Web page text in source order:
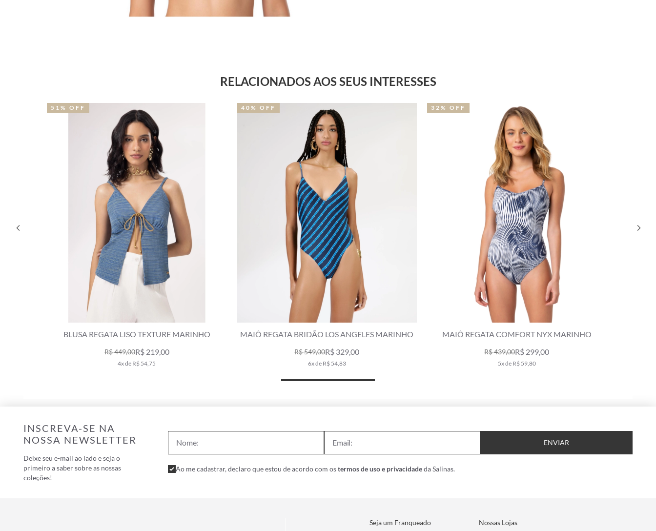
RELACIONADOS AOS SEUS INTERESSES
BLUSA REGATA LISO TEXTURE MARINHO
R$ 449,00R$ 219,00
4x de R$ 54,75
51% OFF
MAIÔ REGATA BRIDÃO LOS ANGELES MARINHO
R$ 549,00R$ 329,00
6x de R$ 54,83
40% OFF
MAIÔ REGATA COMFORT NYX MARINHO
R$ 439,00R$ 299,00
5x de R$ 59,80
32% OFF
INSCREVA-SE NA
NOSSA NEWSLETTER
Deixe seu e-mail ao lado e seja o
primeiro a saber sobre as nossas
coleções!
ENVIAR
Ao me cadastrar, declaro que estou de acordo com ostermos de uso e privacidadeda Salinas.
Seja um Franqueado Nossas Lojas